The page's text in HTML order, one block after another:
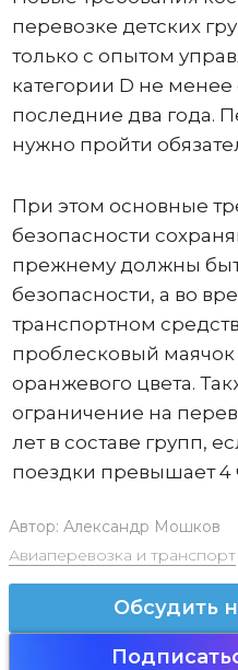
перевозке детских
только с опытом
категории D не менее
последние два года.
нужно пройти
При этом основные
безопасности
прежнему должны
безопасности, а во
транспортном
проблесковый маячок
оранжевого цвета.
ограничение на
лет в составе групп,
поездки превышает 4
Автор: Александр Мошков
Авиаперевозка и транспорт
Обсудить